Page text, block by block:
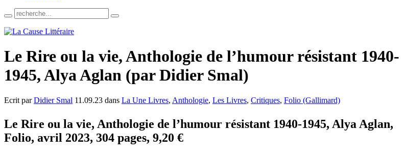
Le Rire ou la vie, Anthologie de l’humour résistant 1940-
1945, Alya Aglan (par Didier Smal)
Ecrit parDidier Smal 11.09.23 dans La Une Livres, Anthologie, Les Livres, Critiques, Folio (Gallimard)
Le Rire ou la vie, Anthologie de l’humour résistant 1940-1945, Alya Aglan,
Folio, avril 2023, 304 pages, 9,20 €